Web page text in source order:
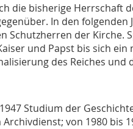
die bisherige Herrschaft
In den
Schutzherren der Kirche.
und Papst bis sich
des Reiches
Studium der
von 1980 bis